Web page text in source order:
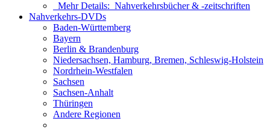
Mehr Details: Nahverkehrsbücher & -zeitschriften
Nahverkehrs-DVDs
Baden-Württemberg
Bayern
Berlin & Brandenburg
Niedersachsen, Hamburg, Bremen, Schleswig-Holstein
Nordrhein-Westfalen
Sachsen
Sachsen-Anhalt
Thüringen
Andere Regionen